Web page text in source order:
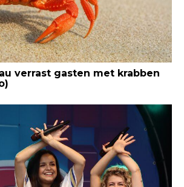
verrast gasten met krabben